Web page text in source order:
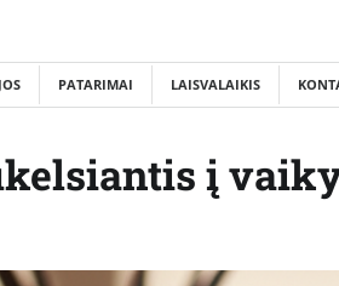
PATARIMAI LAISVALAIKIS
į